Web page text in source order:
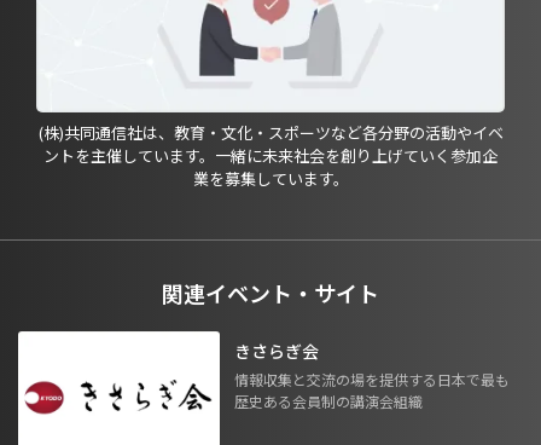
(株)共同通信社は、教育・文化・スポーツなど各分野の活動やイベ
ントを主催しています。一緒に未来社会を創り上げていく参加企
業を募集しています。
関連イベント・サイト
きさらぎ会
情報収集と交流の場を提供する日本で最も
歴史ある会員制の講演会組織